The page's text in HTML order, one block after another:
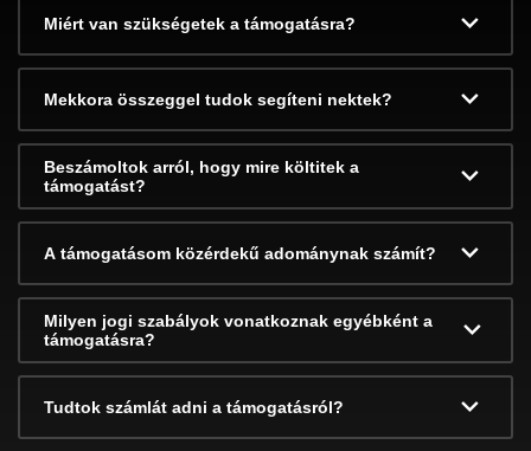
Miért van szükségetek a támogatásra?
Mekkora összeggel tudok segíteni nektek?
Beszámoltok arról, hogy mire költitek a
támogatást?
A támogatásom közérdekű adománynak számít?
Milyen jogi szabályok vonatkoznak egyébként a
támogatásra?
Tudtok számlát adni a támogatásról?